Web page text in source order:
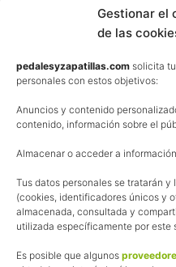
Gestionar el
de las
pedalesyzapatillas.com solicita
personales con estos objetivos:
Anuncios y contenido
contenido, información sobre el
Almacenar o acceder a
Tus datos personales se tratarán
(cookies, identificadores únicos y
almacenada, consultada y
utilizada específicamente por este
Es posible que algunos
Términos y condiciones
Política de privacidad
Política de cookies
Afiliación
La web de
¿Qué significa esto?
Cuando recomiendo algún